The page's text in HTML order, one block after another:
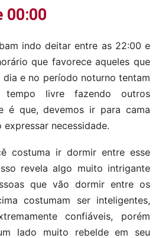
00:00
indo deitar entre as 22:00 e
que favorece aqueles que
e no período noturno tentam
livre fazendo outros
é que, devemos ir para cama
necessidade.
costuma ir dormir entre esse
revela algo muito intrigante
que vão dormir entre os
costumam ser inteligentes,
confiáveis, porém
lado muito rebelde em seu